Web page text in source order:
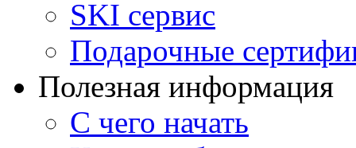
SKI сервис
Подарочные
Полезная информация
С чего начать